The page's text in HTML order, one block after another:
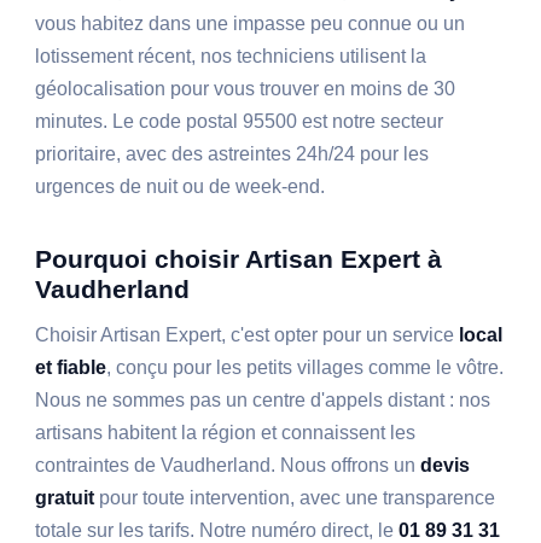
vous habitez dans une impasse peu connue ou un
lotissement récent, nos techniciens utilisent la
géolocalisation pour vous trouver en moins de 30
minutes. Le code postal 95500 est notre secteur
prioritaire, avec des astreintes 24h/24 pour les
urgences de nuit ou de week-end.
Pourquoi choisir Artisan Expert à
Vaudherland
Choisir Artisan Expert, c'est opter pour un service local
et fiable, conçu pour les petits villages comme le vôtre.
Nous ne sommes pas un centre d'appels distant : nos
artisans habitent la région et connaissent les
contraintes de Vaudherland. Nous offrons undevis
gratuitpour toute intervention, avec une transparence
totale sur les tarifs. Notre numéro direct, le01 89 31 31